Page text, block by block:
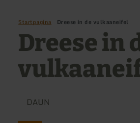
Startpagina Dreese in de vulkaaneifel
Dreese in
DAUN